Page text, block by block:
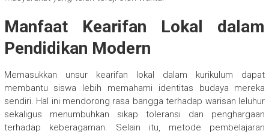
Manfaat Kearifan Lokal dalam
Pendidikan Modern
Memasukkan unsur kearifan lokal dalam kurikulum dapat
membantu siswa lebih memahami identitas budaya mereka
sendiri. Hal ini mendorong rasa bangga terhadap warisan leluhur
sekaligus menumbuhkan sikap toleransi dan penghargaan
terhadap keberagaman. Selain itu, metode pembelajaran